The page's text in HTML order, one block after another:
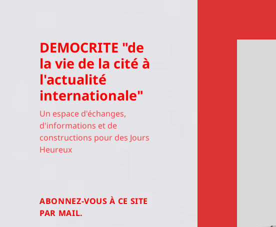
DEMOCRITE "de
la vie de la cité à
l'actualité
internationale"
Un espace d'échanges,
d'informations et de
constructions pour des Jours
Heureux
ABONNEZ-VOUS À CE SITE
PAR MAIL.